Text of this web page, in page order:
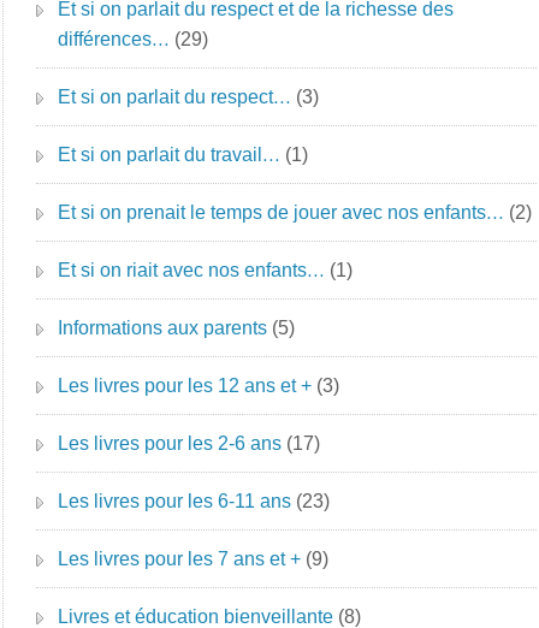
Et si on parlait du respect et de la richesse des
différences… (29)
Et si on parlait du respect… (3)
Et si on parlait du travail… (1)
Et si on prenait le temps de jouer avec nos enfants… (2)
Et si on riait avec nos enfants… (1)
Informations aux parents (5)
Les livres pour les 12 ans et + (3)
Les livres pour les 2-6 ans (17)
Les livres pour les 6-11 ans (23)
Les livres pour les 7 ans et + (9)
Livres et éducation bienveillante (8)